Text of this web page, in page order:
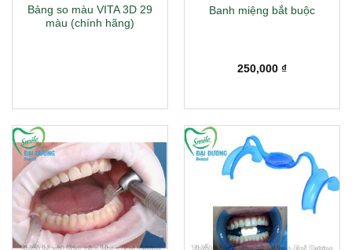
Bảng so màu VITA 3D 29
màu (chính hãng)
Banh miệng bắt buộc
250,000 ₫